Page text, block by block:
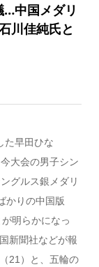
…中国メダリ
川佳純氏と
た早田ひな
大会の男子シン
グルス銀メダリ
かりの中国版
明らかになっ
新聞社などが報
21）と、五輪の